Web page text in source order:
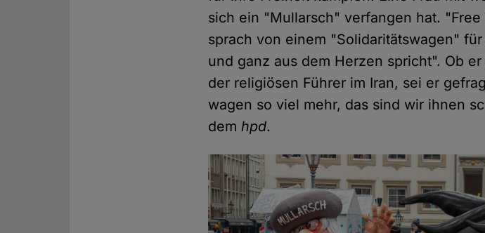
sich ein "Mullarsch" verfangen hat.
sprach von einem "Solidaritätswagen"
und ganz aus dem Herzen spricht". Ob
der religiösen Führer im Iran, sei er
wagen so viel mehr, das sind wir ihnen
demhpd.